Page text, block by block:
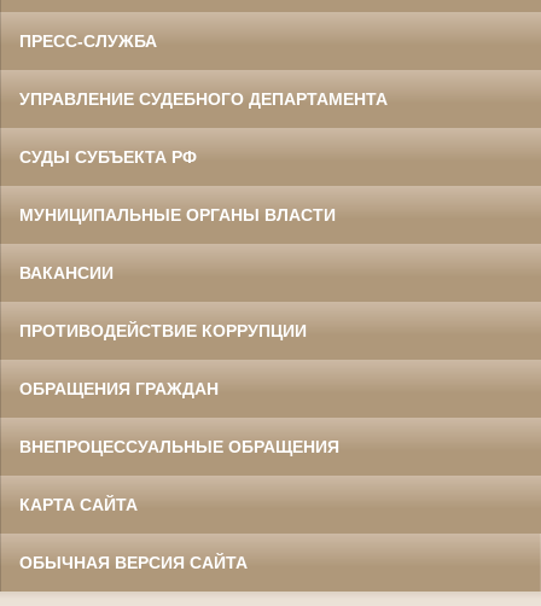
ПРЕСС-СЛУЖБА
УПРАВЛЕНИЕ СУДЕБНОГО ДЕПАРТАМЕНТА
СУДЫ СУБЪЕКТА РФ
МУНИЦИПАЛЬНЫЕ ОРГАНЫ ВЛАСТИ
ВАКАНСИИ
ПРОТИВОДЕЙСТВИЕ КОРРУПЦИИ
ОБРАЩЕНИЯ ГРАЖДАН
ВНЕПРОЦЕССУАЛЬНЫЕ ОБРАЩЕНИЯ
КАРТА САЙТА
ОБЫЧНАЯ ВЕРСИЯ САЙТА